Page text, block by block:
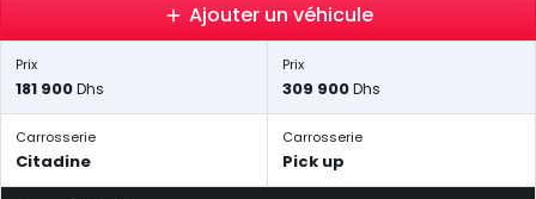
Ajouter un véhicule
Prix
181 900Dhs
Prix
309 900Dhs
Carrosserie
Citadine
Carrosserie
Pick up